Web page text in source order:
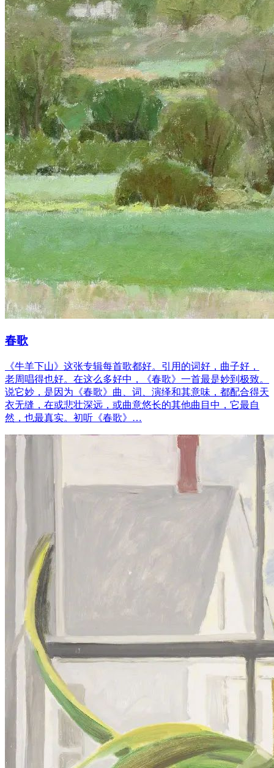
春歌
《牛羊下山》这张专辑每首歌都好。引用的词好，曲子好，
老周唱得也好。在这么多好中，《春歌》一首最是妙到极致。
说它妙，是因为《春歌》曲、词、演绎和其意味，都配合得天
衣无缝，在或悲壮深远，或曲意悠长的其他曲目中，它最自
然，也最真实。初听《春歌》…